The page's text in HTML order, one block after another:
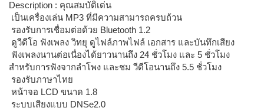
Description : คุณสมบัติเด่น
 เป็นเครื่องเล่น MP3 ที่มีความสามารถครบถ้วน
 รองรับการเชื่อมต่อด้วย Bluetooth 1.2
 ดูวีดีโอ ฟังเพลง วิทยุ ดูไฟล์ภาพไฟล์ เอกสาร และบันทึกเสียง
 ฟังเพลงนานต่อเนื่องได้ยาวนานถึง 24 ชั่วโมง และ 5 ชั่วโมง
สำหรับการฟังจากลำโพง และชม วีดีโอนานถึง 5.5 ชั่วโมง
 รองรับภาษาไทย
 หน้าจอ LCD ขนาด 1.8 
 ระบบเสียงแบบ DNSe2.0